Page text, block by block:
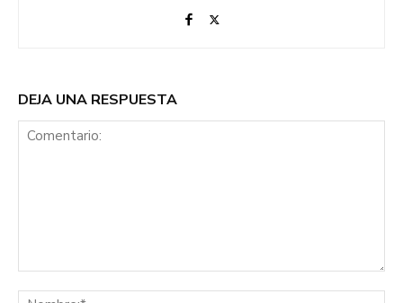
DEJA UNA RESPUESTA